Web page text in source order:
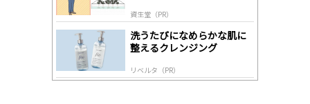
資生堂（PR）
洗うたびになめらかな肌に
整えるクレンジング
リベルタ（PR）